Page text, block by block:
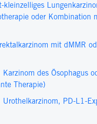
oder Kombination
mit dMMR
des Ösophagus
Therapie)
PD-L1-